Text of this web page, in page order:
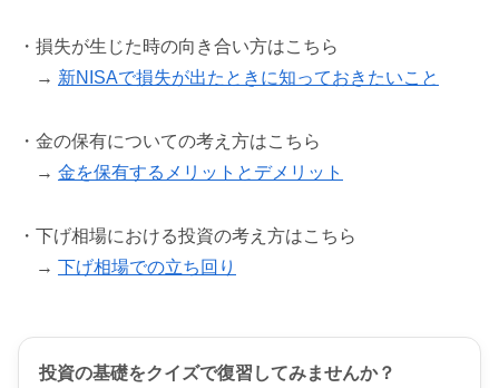
・損失が生じた時の向き合い方はこちら
→ 新NISAで損失が出たときに知っておきたいこと
・金の保有についての考え方はこちら
→ 金を保有するメリットとデメリット
・下げ相場における投資の考え方はこちら
→ 下げ相場での立ち回り
投資の基礎をクイズで復習してみませんか？